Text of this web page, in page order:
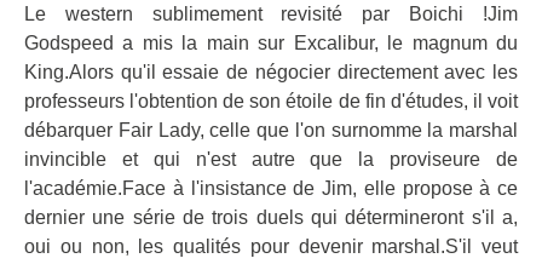
Le western sublimement revisité par Boichi !Jim
Godspeed a mis la main sur Excalibur, le magnum du
King.Alors qu'il essaie de négocier directement avec les
professeurs l'obtention de son étoile de fin d'études, il voit
débarquer Fair Lady, celle que l'on surnomme la marshal
invincible et qui n'est autre que la proviseure de
l'académie.Face à l'insistance de Jim, elle propose à ce
dernier une série de trois duels qui détermineront s'il a,
oui ou non, les qualités pour devenir marshal.S'il veut